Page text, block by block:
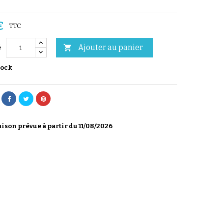
TTC
 Ajouter au panier
prévue à partir du 11/08/2026